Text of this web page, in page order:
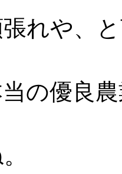
れや、
の優良